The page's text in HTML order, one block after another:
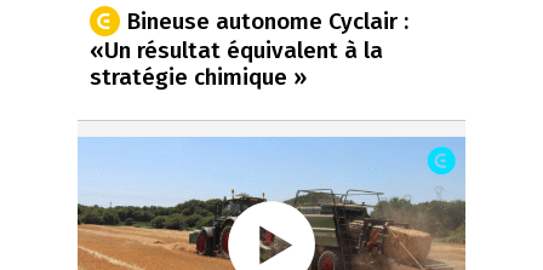
Bineuse autonome Cyclair :
«Un résultat équivalent à la
stratégie chimique »